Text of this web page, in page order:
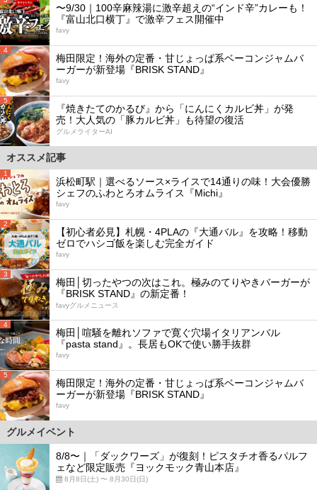
〜9/30｜100辛麻辣湯に激辛超えの“インド辛”カレーも！
『富山北口横丁』で激辛フェス開催中
favy
4
梅田限定！海外の定番・甘じょっぱ系ベーコンジャムバ
ーガーが新登場『BRISK STAND』
favy
5
『焼きたてのかるび』から「にんにくカルビ丼」が発
売！大人気の「豚カルビ丼」も待望の復活
グルメライターAI
オススメ記事
1
浜松町駅｜選べるソース×ライスで14通りの味！大会優勝
シェフのふわとろオムライス『Michi』
favy
2
【初心者必見】札幌・4PLAの『大通バル』を攻略！移動
ゼロでハシゴ飯を楽しむ完全ガイド
favy
3
梅田│切ったやつの次はこれ。極みのてりやきバーガーが
『BRISK STAND』の新定番！
favyグルメニュース
4
梅田│喧騒を離れソファで寛ぐ穴場イタリアンバル
『pasta stand』。長居もOKで使い勝手抜群
favy
5
梅田限定！海外の定番・甘じょっぱ系ベーコンジャムバ
ーガーが新登場『BRISK STAND』
favy
グルメイベント
8/8〜｜「ダックワーズ」が復刻！ピスタチオ香るパルフ
ェなど限定販売『ヨックモック青山本店』
8月8日(土) 〜 8月30日(日)